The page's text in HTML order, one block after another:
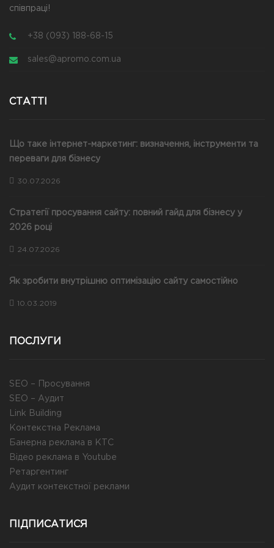
співпраці!
+38 (093) 188-68-15
sales@apromo.com.ua
СТАТТІ
Що таке інтернет-маркетинг: визначення, інструменти та
переваги для бізнесу
30.07.2026
Стратегії просування сайту: повний гайд для бізнесу у
2026 році
24.07.2026
Як зробити внутрішню оптимізацію сайту самостійно
10.03.2019
ПОСЛУГИ
SEO – Просування
SEO – Аудит
Link Building
Контекстна Реклама
Банерна реклама в КТС
Відео реклама в Youtube
Ретаргентинг
Аудит контекстної реклами
ПІДПИСАТИСЯ